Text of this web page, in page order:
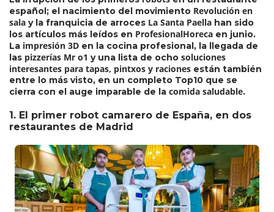
español; el nacimiento del movimiento Revolución en
sala y la franquicia de arroces La Santa Paella han sido
los artículos más leídos en ProfesionalHoreca en junio.
La impresión 3D en la cocina profesional, la llegada de
las pizzerías Mr o1 y una lista de ocho soluciones
interesantes para tapas, pintxos y raciones están también
entre lo más visto, en un completo Top10 que se
cierra con el auge imparable de la comida saludable.
1. El primer robot camarero de España, en dos
restaurantes de Madrid